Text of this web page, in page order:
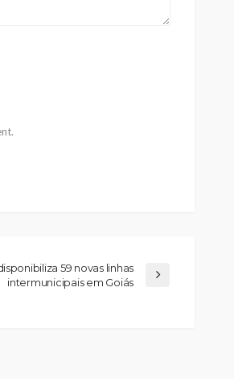
59 novas linhas
intermunicipais em Goiás